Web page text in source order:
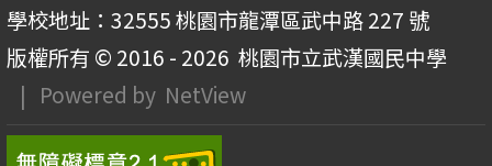
學校地址：32555 桃園市龍潭區武中路 227 號
版權所有 © 2016 - 2026 桃園市立武漢國民中學
| Powered by NetView